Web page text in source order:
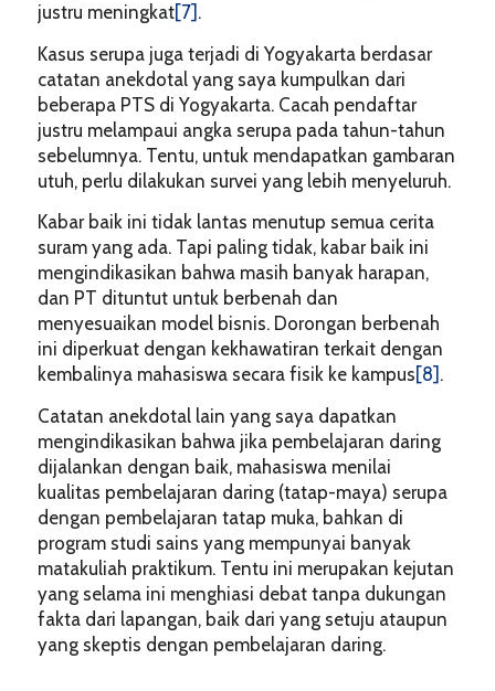
justru meningkat[7] .
Kasus serupa juga terjadi di Yogyakarta berdasar
catatan anekdotal yang saya kumpulkan dari
beberapa PTS di Yogyakarta. Cacah pendaftar
justru melampaui angka serupa pada tahun-tahun
sebelumnya. Tentu, untuk mendapatkan gambaran
utuh, perlu dilakukan survei yang lebih menyeluruh.
Kabar baik ini tidak lantas menutup semua cerita
suram yang ada. Tapi paling tidak, kabar baik ini
mengindikasikan bahwa masih banyak harapan,
dan PT dituntut untuk berbenah dan
menyesuaikan model bisnis. Dorongan berbenah
ini diperkuat dengan kekhawatiran terkait dengan
kembalinya mahasiswa secara fisik ke kampus[8] .
Catatan anekdotal lain yang saya dapatkan
mengindikasikan bahwa jika pembelajaran daring
dijalankan dengan baik, mahasiswa menilai
kualitas pembelajaran daring (tatap-maya) serupa
dengan pembelajaran tatap muka, bahkan di
program studi sains yang mempunyai banyak
matakuliah praktikum. Tentu ini merupakan kejutan
yang selama ini menghiasi debat tanpa dukungan
fakta dari lapangan, baik dari yang setuju ataupun
yang skeptis dengan pembelajaran daring.